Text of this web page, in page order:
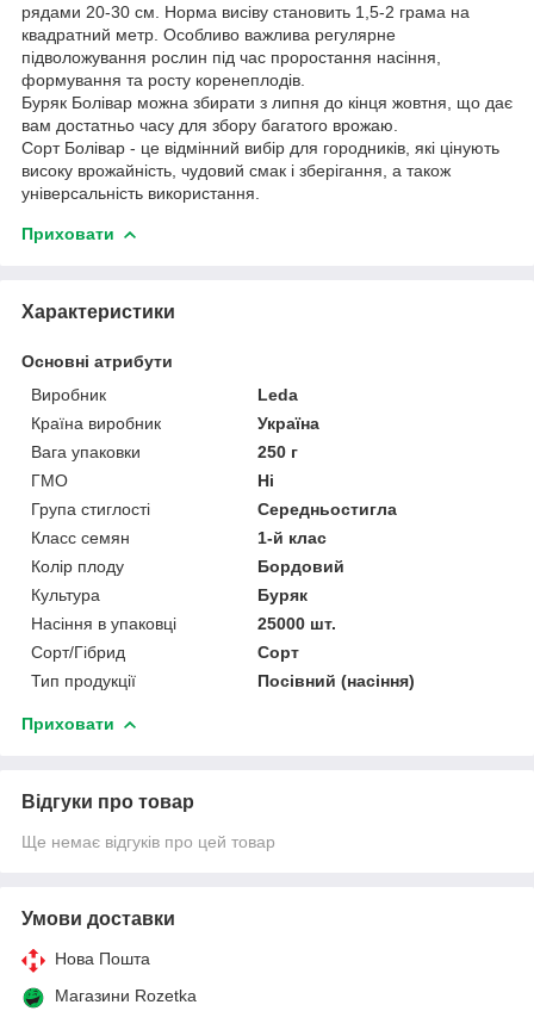
рядами 20-30 см. Норма висіву становить 1,5-2 грама на
квадратний метр. Особливо важлива регулярне
підволожування рослин під час проростання насіння,
формування та росту коренеплодів.
Буряк Болівар можна збирати з липня до кінця жовтня, що дає
вам достатньо часу для збору багатого врожаю.
Сорт Болівар - це відмінний вибір для городників, які цінують
високу врожайність, чудовий смак і зберігання, а також
універсальність використання.
Приховати
Характеристики
Основні атрибути
Виробник
Leda
Країна виробник
Україна
Вага упаковки
250 г
ГМО
Ні
Група стиглості
Середньостигла
Класс семян
1-й клас
Колір плоду
Бордовий
Культура
Буряк
Насіння в упаковці
25000 шт.
Сорт/Гібрид
Сорт
Тип продукції
Посівний (насіння)
Приховати
Відгуки про товар
Ще немає відгуків про цей товар
Умови доставки
Нова Пошта
Магазини Rozetka